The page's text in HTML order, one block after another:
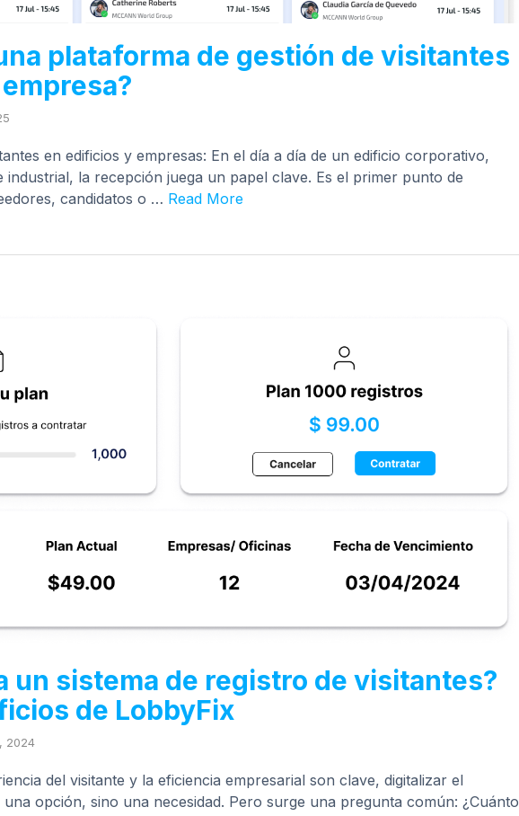
plataforma de gestión de visitantes
en edificios y empresas: En el día a día de un edificio corporativo,
la recepción juega un papel clave. Es el primer punto de
candidatos o … Read More
un sistema de registro de visitantes?
de LobbyFix
2024
del visitante y la eficiencia empresarial son clave, digitalizar el
opción, sino una necesidad. Pero surge una pregunta común: ¿Cuánto